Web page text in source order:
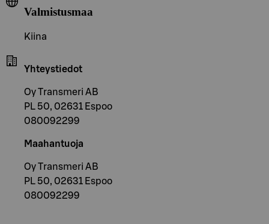
Valmistusmaa
Kiina
Yhteystiedot
Oy Transmeri AB
PL 50, 02631 Espoo
080092299
Maahantuoja
Oy Transmeri AB
PL 50, 02631 Espoo
080092299